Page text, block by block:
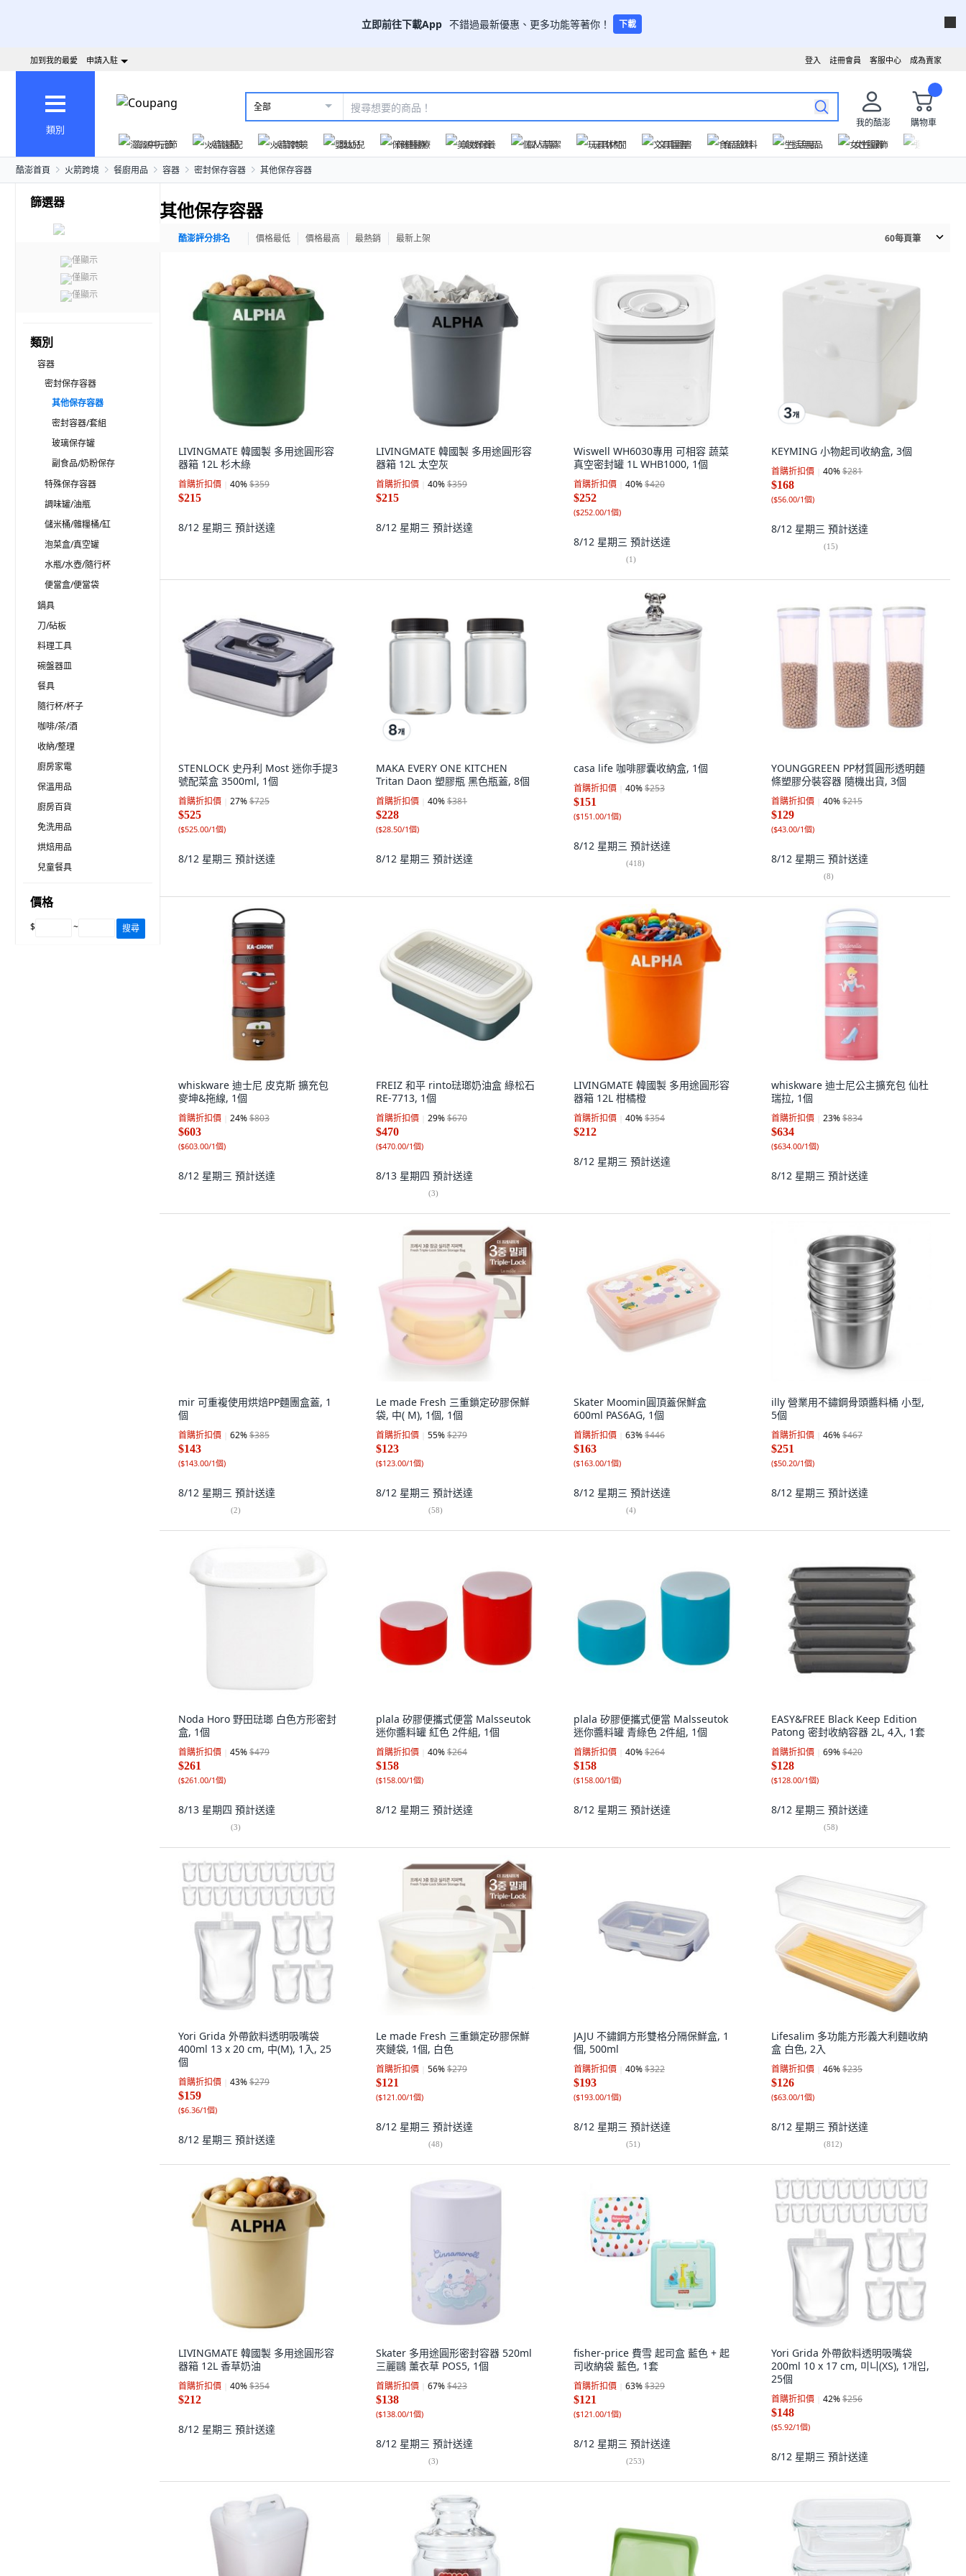
立即前往下載App 不錯過最新優惠、更多功能等著你！ 下載
成為賣家
客服中心
註冊會員
登入
加到我的最愛 申請入駐
類別
全部
我的酷澎
購物車
澎派中元節
火箭速配 火箭跨境 嬰幼兒 保健醫療 美妝保養 個人清潔 玩具休閒 文具圖書 食品飲料 生活用品 女性服飾
酷澎首頁 火箭跨境 餐廚用品 容器 密封保存容器 其他保存容器
篩選器
僅顯示
僅顯示
僅顯示
類別
容器
密封保存容器
其他保存容器
密封容器/套組
玻璃保存罐
副食品/奶粉保存
特殊保存容器
調味罐/油瓶
儲米桶/雜糧桶/缸
泡菜盒/真空罐
水瓶/水壺/隨行杯
便當盒/便當袋
鍋具
刀/砧板
料理工具
碗盤器皿
餐具
隨行杯/杯子
咖啡/茶/酒
收納/整理
廚房家電
保溫用品
廚房百貨
免洗用品
烘焙用品
兒童餐具
價格
$ ~ 搜尋
其他保存容器
酷澎評分排名 價格最低 價格最高 最熱銷 最新上架 60每頁筆
LIVINGMATE 韓國製 多用途圓形容
器箱 12L 杉木綠
首購折扣價 40%$359
$215
8/12 星期三 預計送達
LIVINGMATE 韓國製 多用途圓形容
器箱 12L 太空灰
首購折扣價 40%$359
$215
8/12 星期三 預計送達
Wiswell WH6030專用 可相容 蔬菜
真空密封罐 1L WHB1000, 1個
首購折扣價 40%$420
$252
($252.00/1個)
8/12 星期三 預計送達
(1)
KEYMING 小物起司收納盒, 3個
首購折扣價 40%$281
$168
($56.00/1個)
8/12 星期三 預計送達
(15)
STENLOCK 史丹利 Most 迷你手提3
號配菜盒 3500ml, 1個
首購折扣價 27%$725
$525
($525.00/1個)
8/12 星期三 預計送達
MAKA EVERY ONE KITCHEN
Tritan Daon 塑膠瓶 黑色瓶蓋, 8個
首購折扣價 40%$381
$228
($28.50/1個)
8/12 星期三 預計送達
casa life 咖啡膠囊收納盒, 1個
首購折扣價 40%$253
$151
($151.00/1個)
8/12 星期三 預計送達
(418)
YOUNGGREEN PP材質圓形透明麵
條塑膠分裝容器 隨機出貨, 3個
首購折扣價 40%$215
$129
($43.00/1個)
8/12 星期三 預計送達
(8)
whiskware 迪士尼 皮克斯 擴充包
麥坤&拖線, 1個
首購折扣價 24%$803
$603
($603.00/1個)
8/12 星期三 預計送達
FREIZ 和平 rinto琺瑯奶油盒 綠松石
RE-7713, 1個
首購折扣價 29%$670
$470
($470.00/1個)
8/13 星期四 預計送達
(3)
LIVINGMATE 韓國製 多用途圓形容
器箱 12L 柑橘橙
首購折扣價 40%$354
$212
8/12 星期三 預計送達
whiskware 迪士尼公主擴充包 仙杜
瑞拉, 1個
首購折扣價 23%$834
$634
($634.00/1個)
8/12 星期三 預計送達
mir 可重複使用烘焙PP麵團盒蓋, 1
個
首購折扣價 62%$385
$143
($143.00/1個)
8/12 星期三 預計送達
(2)
Le made Fresh 三重鎖定矽膠保鮮
袋, 中( M), 1個, 1個
首購折扣價 55%$279
$123
($123.00/1個)
8/12 星期三 預計送達
(58)
Skater Moomin圓頂蓋保鮮盒
600ml PAS6AG, 1個
首購折扣價 63%$446
$163
($163.00/1個)
8/12 星期三 預計送達
(4)
illy 營業用不鏽鋼骨頭醬料桶 小型,
5個
首購折扣價 46%$467
$251
($50.20/1個)
8/12 星期三 預計送達
Noda Horo 野田琺瑯 白色方形密封
盒, 1個
首購折扣價 45%$479
$261
($261.00/1個)
8/13 星期四 預計送達
(3)
plala 矽膠便攜式便當 Malsseutok
迷你醬料罐 紅色 2件組, 1個
首購折扣價 40%$264
$158
($158.00/1個)
8/12 星期三 預計送達
plala 矽膠便攜式便當 Malsseutok
迷你醬料罐 青綠色 2件組, 1個
首購折扣價 40%$264
$158
($158.00/1個)
8/12 星期三 預計送達
EASY&FREE Black Keep Edition
Patong 密封收納容器 2L, 4入, 1套
首購折扣價 69%$420
$128
($128.00/1個)
8/12 星期三 預計送達
(58)
Yori Grida 外帶飲料透明吸嘴袋
400ml 13 x 20 cm, 中(M), 1入, 25
個
首購折扣價 43%$279
$159
($6.36/1個)
8/12 星期三 預計送達
Le made Fresh 三重鎖定矽膠保鮮
夾鏈袋, 1個, 白色
首購折扣價 56%$279
$121
($121.00/1個)
8/12 星期三 預計送達
(48)
JAJU 不鏽鋼方形雙格分隔保鮮盒, 1
個, 500ml
首購折扣價 40%$322
$193
($193.00/1個)
8/12 星期三 預計送達
(51)
Lifesalim 多功能方形義大利麵收納
盒 白色, 2入
首購折扣價 46%$235
$126
($63.00/1個)
8/12 星期三 預計送達
(812)
LIVINGMATE 韓國製 多用途圓形容
器箱 12L 香草奶油
首購折扣價 40%$354
$212
8/12 星期三 預計送達
Skater 多用途圓形密封容器 520ml
三麗鷗 薰衣草 POS5, 1個
首購折扣價 67%$423
$138
($138.00/1個)
8/12 星期三 預計送達
(3)
fisher-price 費雪 起司盒 藍色 + 起
司收納袋 藍色, 1套
首購折扣價 63%$329
$121
($121.00/1個)
8/12 星期三 預計送達
(253)
Yori Grida 外帶飲料透明吸嘴袋
200ml 10 x 17 cm, 미니(XS), 1개입,
25個
首購折扣價 42%$256
$148
($5.92/1個)
8/12 星期三 預計送達